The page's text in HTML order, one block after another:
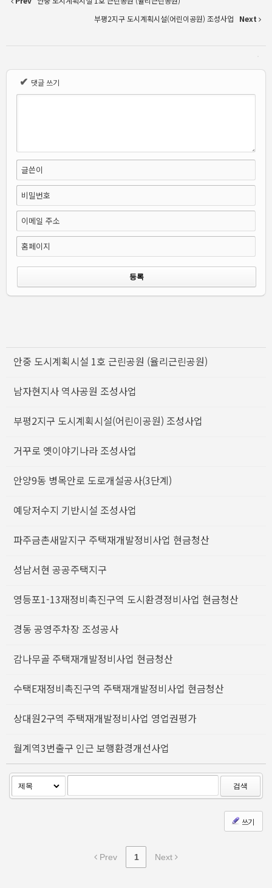
부평2지구 도시계획시설(어린이공원) 조성사업
Next
✔ 댓글 쓰기
글쓴이
비밀번호
이메일 주소
홈페이지
안중 도시계획시설 1호 근린공원 (율리근린공원)
남자현지사 역사공원 조성사업
부평2지구 도시계획시설(어린이공원) 조성사업
거꾸로 옛이야기나라 조성사업
안양9동 병목안로 도로개설공사(3단계)
예당저수지 기반시설 조성사업
파주금촌새말지구 주택재개발정비사업 현금청산
성남서현 공공주택지구
영등포1-13재정비촉진구역 도시환경정비사업 현금청산
경동 공영주차장 조성공사
감나무골 주택재개발정비사업 현금청산
수택E재정비촉진구역 주택재개발정비사업 현금청산
상대원2구역 주택재개발정비사업 영업권평가
월계역3번출구 인근 보행환경개선사업
검색
쓰기
Prev 1 Next